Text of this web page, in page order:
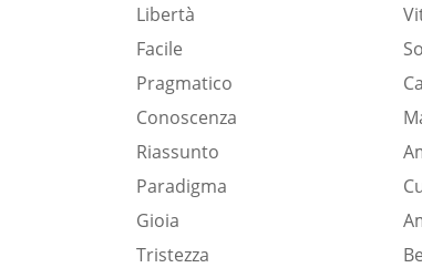
Libertà
Facile
Pragmatico
Conoscenza
Riassunto
Paradigma
Gioia
Tristezza